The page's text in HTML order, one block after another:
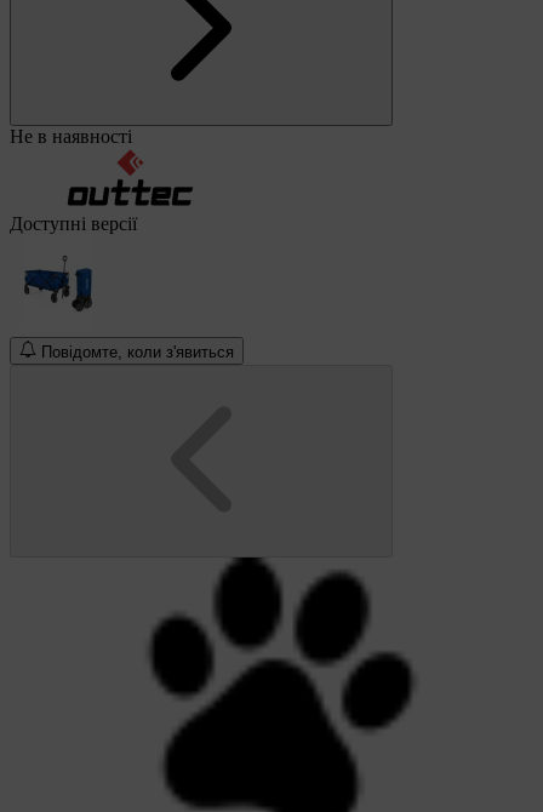
Не в наявності
Доступні версії
Повідомте, коли з'явиться